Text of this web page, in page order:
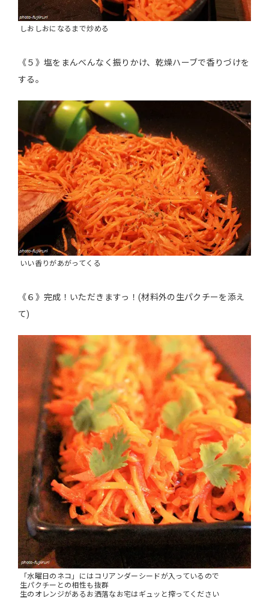
しおしおになるまで炒める
《５》塩をまんべんなく振りかけ、乾燥ハーブで香りづけを
する。
いい香りがあがってくる
《６》完成！いただきますっ！(材料外の生パクチーを添え
て)
「水曜日のネコ」にはコリアンダーシードが入っているので
生パクチーとの相性も抜群
生のオレンジがあるお洒落なお宅はギュッと搾ってください